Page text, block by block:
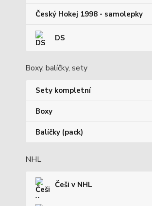
Český Hokej 1998 - samolepky
DS
Boxy, balíčky, sety
Sety kompletní
Boxy
Balíčky (pack)
NHL
Češi v NHL